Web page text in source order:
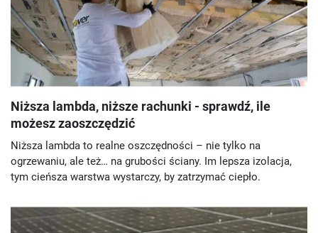
Niższa lambda, niższe rachunki - sprawdź, ile
możesz zaoszczędzić
Niższa lambda to realne oszczędności – nie tylko na
ogrzewaniu, ale też… na grubości ściany. Im lepsza izolacja,
tym cieńsza warstwa wystarczy, by zatrzymać ciepło.